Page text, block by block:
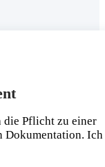
die Pflicht zu einer
Dokumentation. Ich